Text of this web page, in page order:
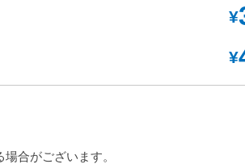
¥
¥
合がございます。